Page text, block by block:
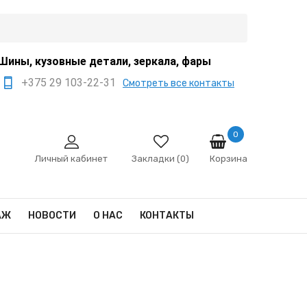
кузовные детали, зеркала, фары
+375 29 103-22-31
Смотреть все контакты
+375 29 666-12-68
sale@ivanko.by
Промышленный,8/5
Личный кабинет Закладки (0) Корзина
0
НОВОСТИ О НАС КОНТАКТЫ